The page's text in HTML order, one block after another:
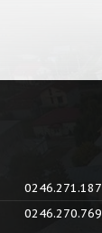
0246.271.187
0246.270.769